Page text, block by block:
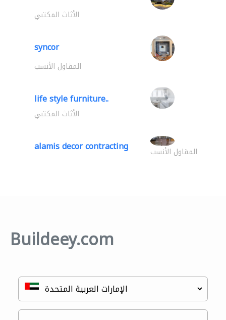
الأثاث المكتبي
syncor
المقاول الأنسب
life style furniture..
الأثاث المكتبي
alamis decor contracting المقاول الأنسب
Buildeey.com